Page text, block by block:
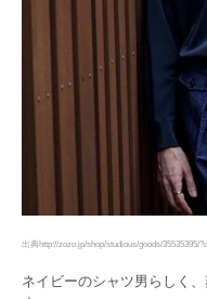
出典http://zozo.jp/shop/studious/goods/35535395/
ネイビーのシャツ男らしく